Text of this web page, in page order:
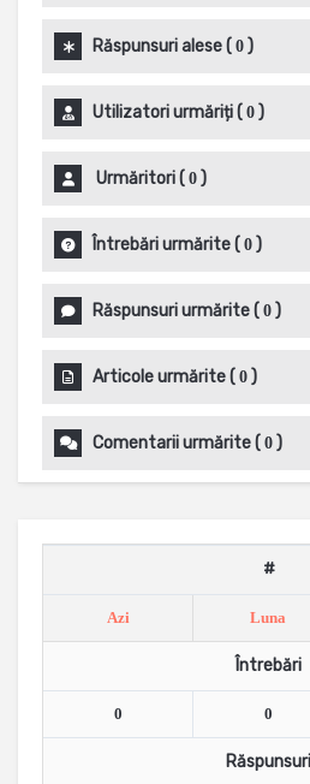
Răspunsuri alese( 0 )
Utilizatori urmăriți( 0 )
Urmăritori( 0 )
Întrebări urmărite( 0 )
Răspunsuri urmărite( 0 )
Articole urmărite( 0 )
Comentarii urmărite( 0 )
#
Azi Luna
Întrebări
0 0
Răspunsuri